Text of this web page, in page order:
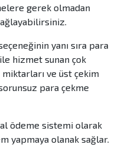
gerek olmadan
yanı sıra para
hizmet sunan çok
ve üst çekim
para çekme
ödeme sistemi olarak
yapmaya olanak sağlar.